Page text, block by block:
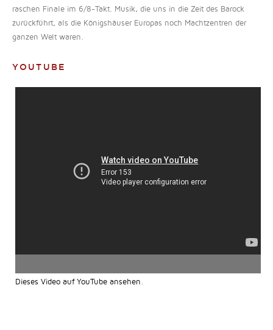
raschen Finale im 6/8-Takt. Musik, die uns in die Zeit des Barock
zurückführt, als die Königshäuser Europas noch Machtzentren der
ganzen Welt waren.
YOUTUBE
Dieses Video auf YouTube ansehen.